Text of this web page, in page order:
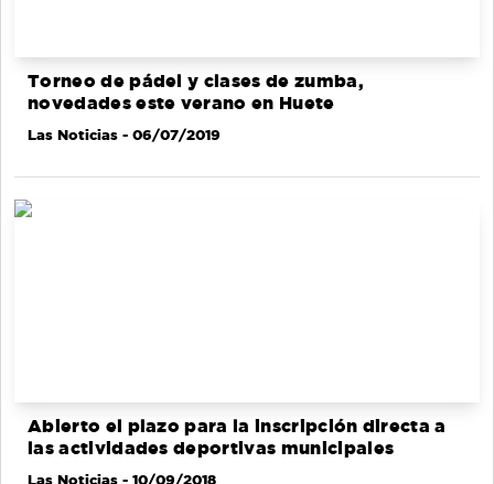
Torneo de pádel y clases de zumba,
novedades este verano en Huete
Las Noticias - 06/07/2019
Abierto el plazo para la inscripción directa a
las actividades deportivas municipales
Las Noticias - 10/09/2018